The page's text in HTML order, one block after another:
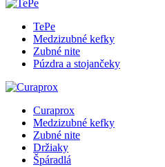
TePe
Medzizubné kefky
Zubné nite
Púzdra a stojančeky
Curaprox
Medzizubné kefky
Zubné nite
Držiaky
Špáradlá